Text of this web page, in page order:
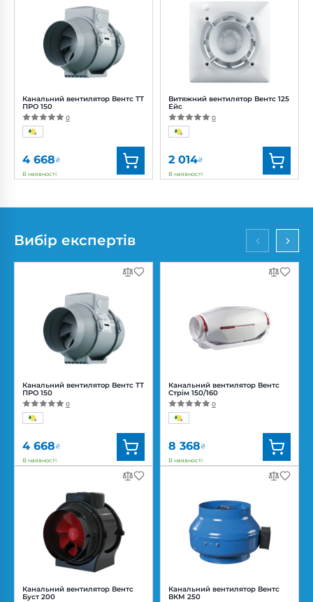
Артикул: 0688239836
Діаметр:
160 мм
Потужність:
Рівень
шуму:
Канальний вентилятор Вентс ТТ
ПРО 150
0
4 668₴
В наявності
Артикул:0687908677
Потужність: 42, 50 Вт
32, 44 дБ(А)
Артикул:
0000215598
Діаметр:
100 мм
Потужність:
Рівень
шуму:
Витяжний вентилятор Вентс 125
Ейс
0
2 014₴
В наявності
Артикул: 0688226023
125 мм
Вибір експертів
Канальний вентилятор Вентс ТТ
ПРО 150
0
4 668₴
В наявності
Вентс
Артикул:0687908677
Діаметр:
150 мм
Потужність:
42, 50 Вт
Рівень
шуму:
Канальний вентилятор Вентс
Буст 200
Канальний вентилятор Вентс
Стрім 150/160
0
8 368₴
В наявності
Вентс
Артикул:
0688317113
Діаметр:
160/150 мм
Потужність:
Рівень
шуму:
Канальний вентилятор Вентс
ВКМ 250